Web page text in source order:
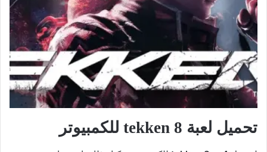
تحميل لعبة tekken 8 للكمبيوتر